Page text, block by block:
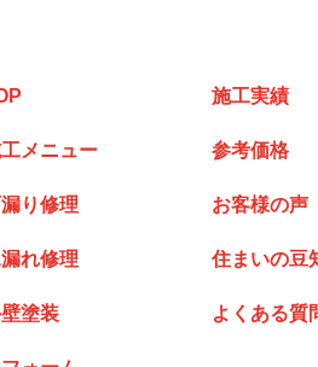
メニュー
り修理
れ修理
塗装
施工実績
参考価格
お客様の声
住まいの豆
よくある質